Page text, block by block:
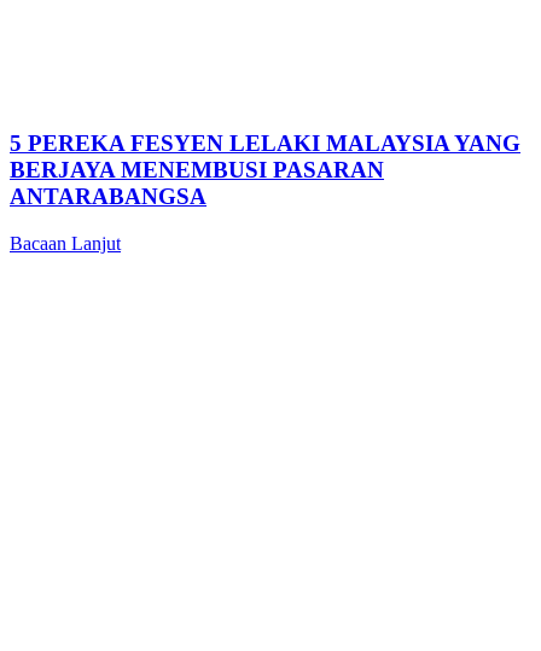
5 PEREKA FESYEN LELAKI MALAYSIA YANG
BERJAYA MENEMBUSI PASARAN
ANTARABANGSA
Bacaan Lanjut